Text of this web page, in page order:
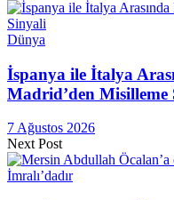
Dünya
İspanya ile İtalya
Madrid’den Misilleme
7 Ağustos 2026
Next Post